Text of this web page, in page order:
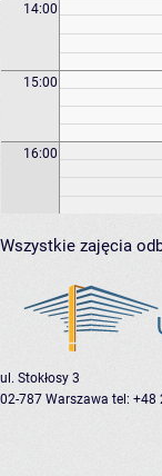
14:00
15:00
16:00
Wszystkie zajęcia
ul. Stokłosy 3
02-787 Warszawa tel: +48